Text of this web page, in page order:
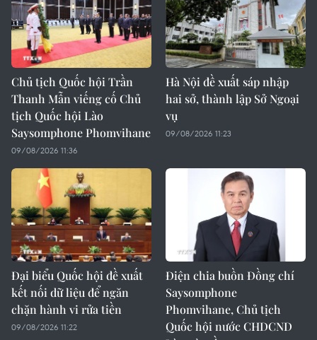
Chủ tịch Quốc hội Trần
Thanh Mẫn viếng cố Chủ
tịch Quốc hội Lào
Saysomphone Phomvihane
09/08/2026 11:36
Hà Nội đề xuất sáp nhập
hai sở, thành lập Sở Ngoại
vụ
09/08/2026 11:23
Đại biểu Quốc hội đề xuất
kết nối dữ liệu để ngăn
chặn hành vi rửa tiền
09/08/2026 11:22
Điện chia buồn Đồng chí
Saysomphone
Phomvihane, Chủ tịch
Quốc hội nước CHDCND